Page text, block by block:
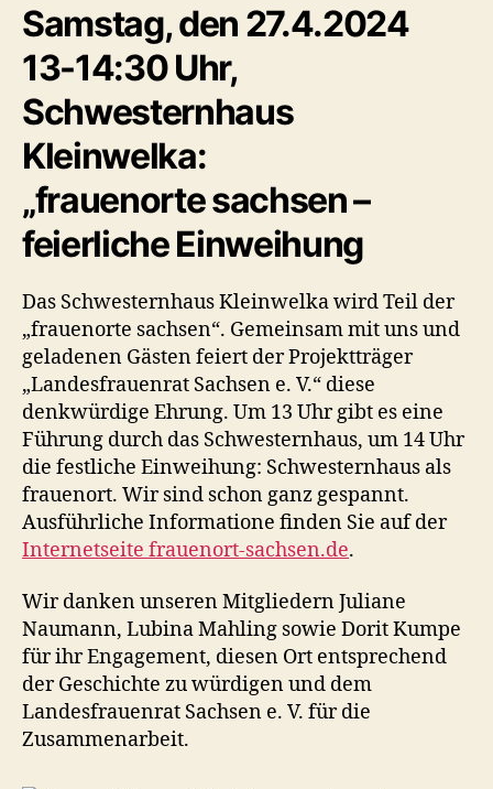
Samstag, den 27.4.2024
13-14:30 Uhr,
Schwesternhaus
Kleinwelka:
„frauenorte sachsen –
feierliche Einweihung
Das Schwesternhaus Kleinwelka wird Teil der
„frauenorte sachsen“. Gemeinsam mit uns und
geladenen Gästen feiert der Projektträger
„Landesfrauenrat Sachsen e. V.“ diese
denkwürdige Ehrung. Um 13 Uhr gibt es eine
Führung durch das Schwesternhaus, um 14 Uhr
die festliche Einweihung: Schwesternhaus als
frauenort. Wir sind schon ganz gespannt.
Ausführliche Informatione finden Sie auf der
Internetseite frauenort-sachsen.de.
Wir danken unseren Mitgliedern Juliane
Naumann, Lubina Mahling sowie Dorit Kumpe
für ihr Engagement, diesen Ort entsprechend
der Geschichte zu würdigen und dem
Landesfrauenrat Sachsen e. V. für die
Zusammenarbeit.